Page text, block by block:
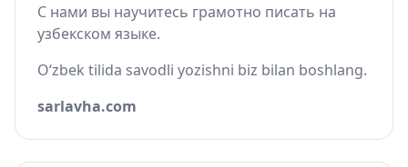
С нами вы научитесь грамотно писать на
узбекском языке.
O‘zbek tilida savodli yozishni biz bilan boshlang.
sarlavha.com